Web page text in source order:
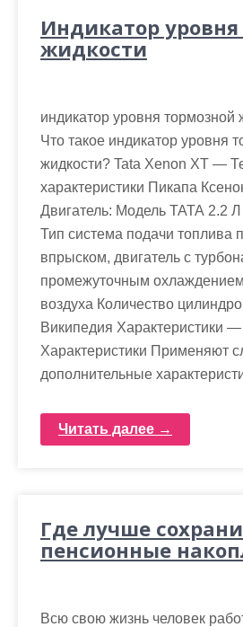
Индикатор
жидкости
индикатор уровня тормозной
Что такое индикатор уровня
жидкости? Tata Xenon XT —
характеристики Пикапа
Двигатель: Модель ТАТА
Тип система подачи топлива
впрыском, двигатель с
промежуточным
воздуха Количество
Википедия Характеристики —
Характеристики Применяют
дополнительные
Читать далее →
Где лучше
пенсионные
Всю свою жизнь человек